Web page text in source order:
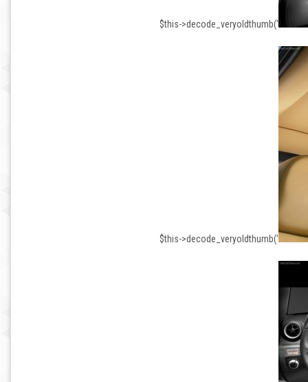
$this->decode_veryoldthumb('
$this->decode_veryoldthumb('